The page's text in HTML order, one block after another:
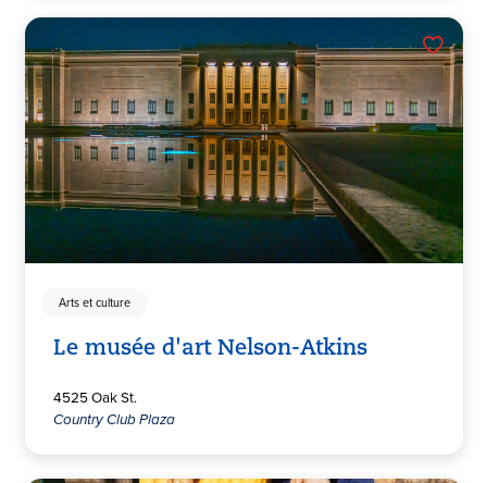
Arts et culture
Le musée d'art Nelson-Atkins
4525 Oak St.
Country Club Plaza